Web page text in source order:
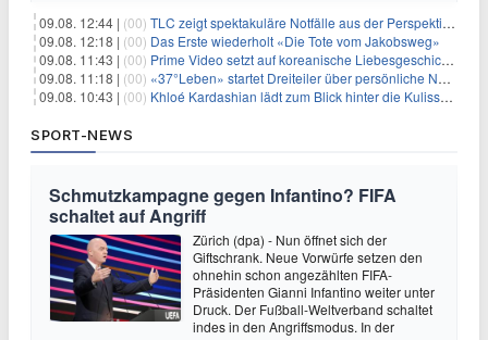
09.08. 12:44 | (00) TLC zeigt spektakuläre Notfälle aus der Perspektive der Patienten
09.08. 12:18 | (00) Das Erste wiederholt «Die Tote vom Jakobsweg»
09.08. 11:43 | (00) Prime Video setzt auf koreanische Liebesgeschichte
09.08. 11:18 | (00) «37°Leben» startet Dreiteiler über persönliche Neuanfänge
09.08. 10:43 | (00) Khloé Kardashian lädt zum Blick hinter die Kulissen ihres Freundeskreises
SPORT-NEWS
Schmutzkampagne gegen Infantino? FIFA
schaltet auf Angriff
Zürich (dpa) - Nun öffnet sich der
Giftschrank. Neue Vorwürfe setzen den
ohnehin schon angezählten FIFA-
Präsidenten Gianni Infantino weiter unter
Druck. Der Fußball-Weltverband schaltet
indes in den Angriffsmodus. In der